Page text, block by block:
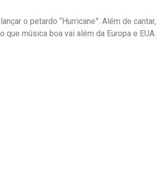
o petardo “Hurricane”. Além de
música boa vai além da Europa e EUA.